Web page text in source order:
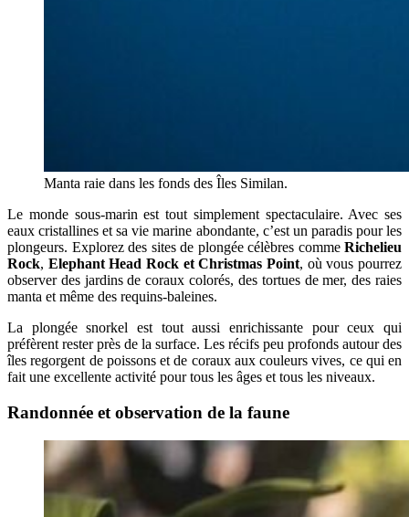
Manta raie dans les fonds des Îles Similan.
Le monde sous-marin est tout simplement spectaculaire. Avec ses
eaux cristallines et sa vie marine abondante, c’est un paradis pour les
plongeurs. Explorez des sites de plongée célèbres comme Richelieu
Rock, Elephant Head Rock et Christmas Point, où vous pourrez
observer des jardins de coraux colorés, des tortues de mer, des raies
manta et même des requins-baleines.
La plongée snorkel est tout aussi enrichissante pour ceux qui
préfèrent rester près de la surface. Les récifs peu profonds autour des
îles regorgent de poissons et de coraux aux couleurs vives, ce qui en
fait une excellente activité pour tous les âges et tous les niveaux.
Randonnée et observation de la faune